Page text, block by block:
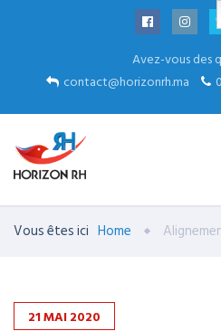
Avez-vous des
contact@horizonrh.ma
Vous êtes ici Home
21MAI2020